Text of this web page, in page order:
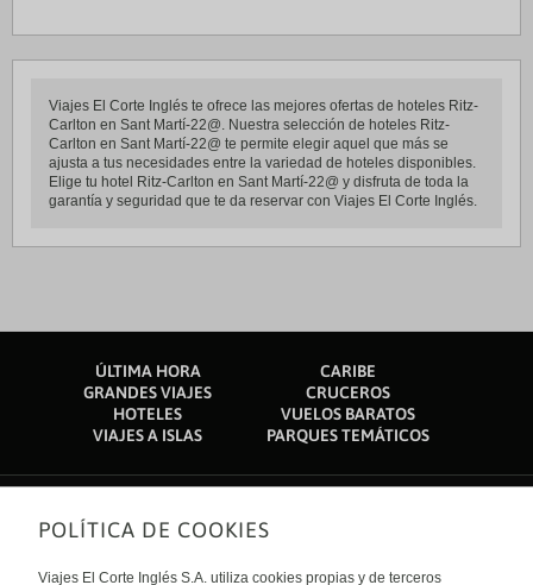
Viajes El Corte Inglés te ofrece las mejores ofertas de hoteles Ritz-
Carlton en Sant Martí-22@. Nuestra selección de hoteles Ritz-
Carlton en Sant Martí-22@ te permite elegir aquel que más se
ajusta a tus necesidades entre la variedad de hoteles disponibles.
Elige tu hotel Ritz-Carlton en Sant Martí-22@ y disfruta de toda la
garantía y seguridad que te da reservar con Viajes El Corte Inglés.
ÚLTIMA HORA
CARIBE
GRANDES VIAJES
CRUCEROS
HOTELES
VUELOS BARATOS
VIAJES A ISLAS
PARQUES TEMÁTICOS
Sobre nosotros
Quiénes somos
POLÍTICA DE COOKIES
Viajes El Corte Inglés S.A. utiliza cookies propias y de terceros